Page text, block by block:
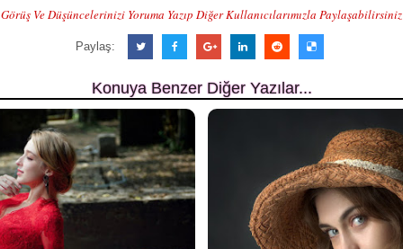
Görüş Ve Düşüncelerinizi Yoruma Yazıp Diğer Kullanıcılarımızla Paylaşabilirsiniz
Paylaş:
Konuya Benzer Diğer Yazılar...